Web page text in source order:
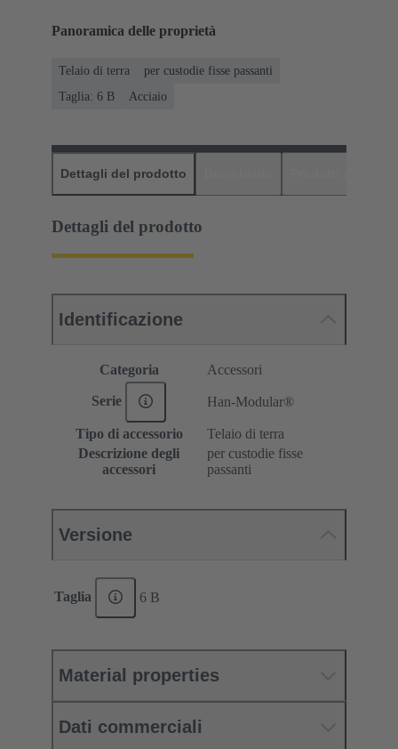
Panoramica delle proprietà
Telaio di terra
per custodie fisse passanti
Taglia: 6 B
Acciaio
Dettagli del prodotto
Dettagli del prodotto
Identificazione
Categoria Accessori
Serie Han-Modular®
Tipo di accessorio
Telaio di terra
Descrizione degli
accessori
per custodie fisse
passanti
Versione
Taglia 6 B
Material properties
Dati commerciali